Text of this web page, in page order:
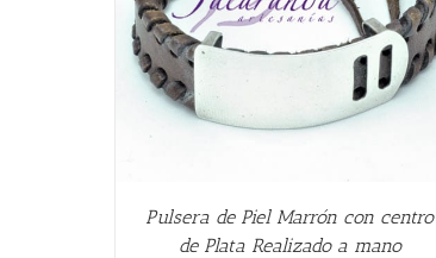
Pulsera de Piel Marrón con centro
de Plata Realizado a mano